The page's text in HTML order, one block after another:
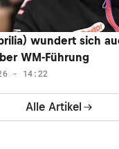
Alle Artikel
wundert sich
WM-Führung
- 14:22